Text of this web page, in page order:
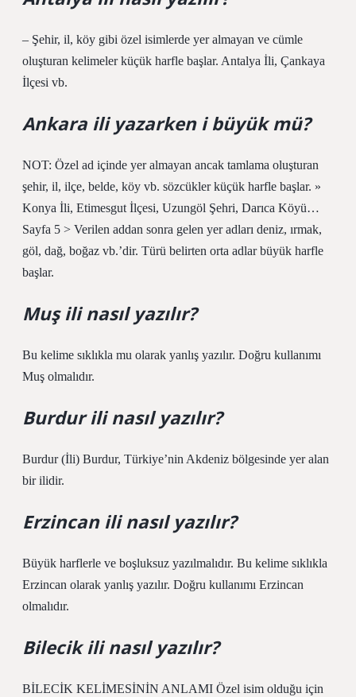
– Şehir, il, köy gibi özel isimlerde yer almayan ve cümle
oluşturan kelimeler küçük harfle başlar. Antalya İli, Çankaya
İlçesi vb.
Ankara ili yazarken i büyük mü?
NOT: Özel ad içinde yer almayan ancak tamlama oluşturan
şehir, il, ilçe, belde, köy vb. sözcükler küçük harfle başlar. »
Konya İli, Etimesgut İlçesi, Uzungöl Şehri, Darıca Köyü…
Sayfa 5 > Verilen addan sonra gelen yer adları deniz, ırmak,
göl, dağ, boğaz vb.’dir. Türü belirten orta adlar büyük harfle
başlar.
Muş ili nasıl yazılır?
Bu kelime sıklıkla mu olarak yanlış yazılır. Doğru kullanımı
Muş olmalıdır.
Burdur ili nasıl yazılır?
Burdur (İli) Burdur, Türkiye’nin Akdeniz bölgesinde yer alan
bir ilidir.
Erzincan ili nasıl yazılır?
Büyük harflerle ve boşluksuz yazılmalıdır. Bu kelime sıklıkla
Erzincan olarak yanlış yazılır. Doğru kullanımı Erzincan
olmalıdır.
Bilecik ili nasıl yazılır?
BİLECİK KELİMESİNİN ANLAMI Özel isim olduğu için